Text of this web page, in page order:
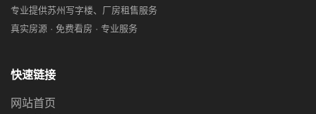
专业提供苏州写字楼、厂房租售服务
真实房源 · 免费看房 · 专业服务
快速链接
网站首页